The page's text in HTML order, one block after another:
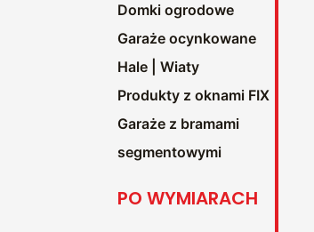
Domki ogrodowe
Garaże ocynkowane
Hale | Wiaty
Produkty z oknami FIX
Garaże z bramami
segmentowymi
PO WYMIARACH